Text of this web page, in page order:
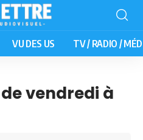
VU DES US TV / RADIO /
vendredi à